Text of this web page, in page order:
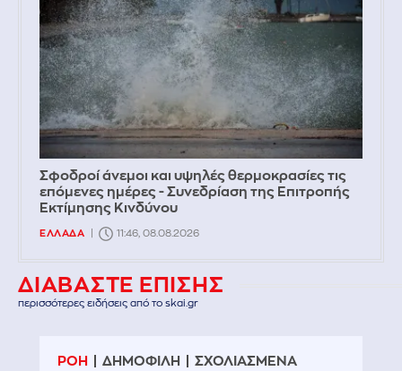
Σφοδροί άνεμοι και υψηλές θερμοκρασίες τις
επόμενες ημέρες - Συνεδρίαση της Επιτροπής
Εκτίμησης Κινδύνου
ΕΛΛΑΔΑ 11:46, 08.08.2026
ΔΙΑΒΑΣΤΕ ΕΠΙΣΗΣ
περισσότερες ειδήσεις από το skai.gr
ΡΟΗ ΔΗΜΟΦΙΛΗ ΣΧΟΛΙΑΣΜΕΝΑ